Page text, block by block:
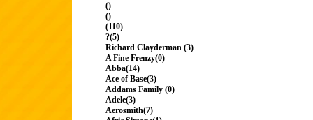
()
()
(110)
?(5)
Richard Clayderman (3)
A Fine Frenzy(0)
Abba(14)
Ace of Base(3)
Addams Family (0)
Adele(3)
Aerosmith(7)